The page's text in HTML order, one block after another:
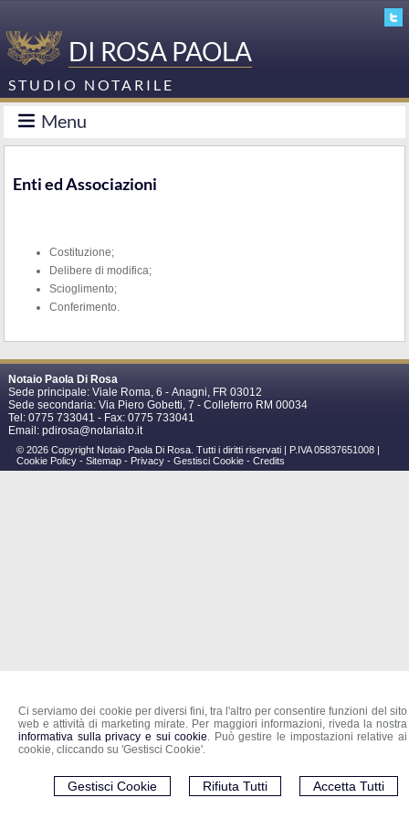
Ci serviamo dei cookie per diversi fini, tra l'altro per consentire funzioni del sito
web e attività di marketing mirate. Per maggiori informazioni, riveda la nostra
informativa sulla privacy e sui cookie. Può gestire le impostazioni relative ai
cookie, cliccando su 'Gestisci Cookie'.
Accetta Tutti
Rifiuta Tutti
Gestisci Cookie
DI ROSA PAOLA
STUDIO NOTARILE
Menu
Enti ed Associazioni
Costituzione;
Delibere di modifica;
Scioglimento;
Conferimento.
Notaio Paola Di Rosa
Sede principale: Viale Roma, 6 - Anagni, FR 03012
Sede secondaria: Via Piero Gobetti, 7 - Colleferro RM 00034
Tel: 0775 733041 - Fax: 0775 733041
Email: pdirosa@notariato.it
© 2026 Copyright Notaio Paola Di Rosa. Tutti i diritti riservati | P.IVA 05837651008 |
Cookie Policy- Sitemap- Privacy- Gestisci Cookie- Credits